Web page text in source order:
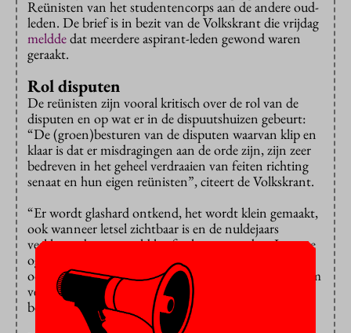
Reünisten van het studentencorps aan de andere oud-
leden. De brief is in bezit van de Volkskrant die vrijdag
melddedat meerdere aspirant-leden gewond waren
geraakt.
Rol disputen
De reünisten zijn vooral kritisch over de rol van de
disputen en op wat er in de dispuutshuizen gebeurt:
“De (groen)besturen van de disputen waarvan klip en
klaar is dat er misdragingen aan de orde zijn, zijn zeer
bedreven in het geheel verdraaien van feiten richting
senaat en hun eigen reünisten”, citeert de Volkskrant.
“Er wordt glashard ontkend, het wordt klein gemaakt,
ook wanneer letsel zichtbaar is en de nuldejaars
verklaren dat er geweld heeft plaatsgevonden. In onze
ogen is echt veel mis met een aantal jongens en zeker
ook meisjes dat het als normaal beschouwt dat extreem
vernederen, schoppen en in elkaar slaan onderdeel
behoort te zijn van de korte groentijd.”